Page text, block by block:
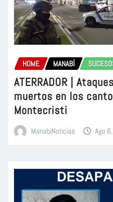
HOME MANABÍ
ATERRADOR |
muertos en los
Montecristi
ManabiNoticias Ago